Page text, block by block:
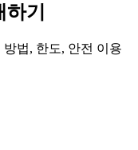
기
법, 한도, 안전 이용